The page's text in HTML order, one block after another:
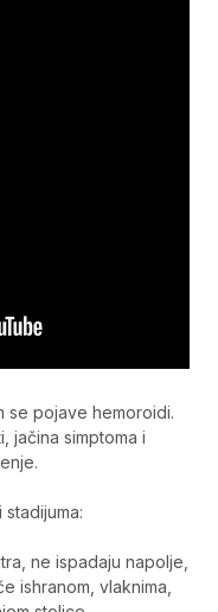
se pojave hemoroidi.
jačina simptoma i
ne ispadaju napolje,
ishranom, vlaknima,